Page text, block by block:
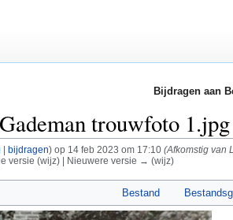
Bijdragen aan
trouwfoto 1.jpg
bijdragen)op 14 feb 2023 om 17:10 (Afkomstig van
versie (wijz) | Nieuwere versie → (wijz)
Bestand